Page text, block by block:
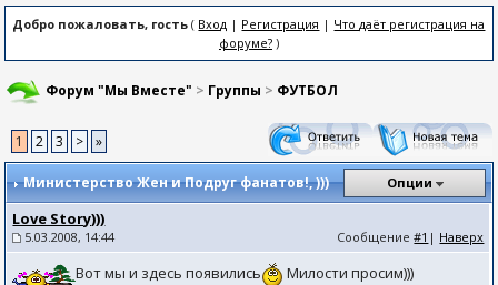
Добро пожаловать, гость ( Вход | Регистрация | Что даёт регистрация на
форуме?)
Форум "Мы Вместе" > Группы > ФУТБОЛ
1 2 3 > »
Министерство Жен и Подруг фанатов!, ))) Опции
Love Story)))
5.03.2008, 14:44 Сообщение#1 | Наверх
Вот мы и здесь появились Милости просим)))